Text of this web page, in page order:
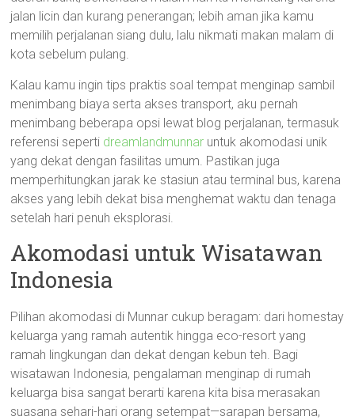
jalan licin dan kurang penerangan; lebih aman jika kamu
memilih perjalanan siang dulu, lalu nikmati makan malam di
kota sebelum pulang.
Kalau kamu ingin tips praktis soal tempat menginap sambil
menimbang biaya serta akses transport, aku pernah
menimbang beberapa opsi lewat blog perjalanan, termasuk
referensi seperti dreamlandmunnar untuk akomodasi unik
yang dekat dengan fasilitas umum. Pastikan juga
memperhitungkan jarak ke stasiun atau terminal bus, karena
akses yang lebih dekat bisa menghemat waktu dan tenaga
setelah hari penuh eksplorasi.
Akomodasi untuk Wisatawan
Indonesia
Pilihan akomodasi di Munnar cukup beragam: dari homestay
keluarga yang ramah autentik hingga eco-resort yang
ramah lingkungan dan dekat dengan kebun teh. Bagi
wisatawan Indonesia, pengalaman menginap di rumah
keluarga bisa sangat berarti karena kita bisa merasakan
suasana sehari-hari orang setempat—sarapan bersama,